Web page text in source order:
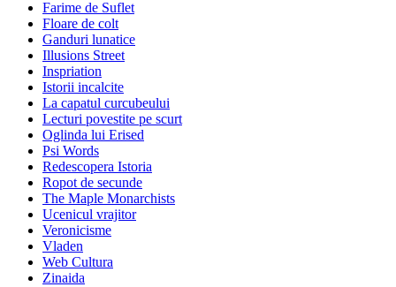
Farime de Suflet
Floare de colt
Ganduri lunatice
Illusions Street
Inspriation
Istorii incalcite
La capatul curcubeului
Lecturi povestite pe scurt
Oglinda lui Erised
Psi Words
Redescopera Istoria
Ropot de secunde
The Maple Monarchists
Ucenicul vrajitor
Veronicisme
Vladen
Web Cultura
Zinaida